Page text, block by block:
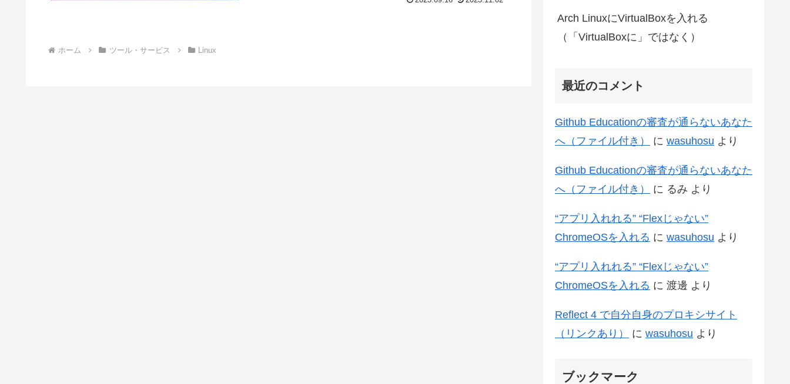
ホーム ツール・サービス Linux
Arch LinuxにVirtualBoxを入れる
（「VirtualBoxに」ではなく）
最近のコメント
Github Educationの審査が通らないあなた
へ（ファイル付き）
に wasuhosu より
Github Educationの審査が通らないあなた
へ（ファイル付き）
に るみ より
“アプリ入れれる” “Flexじゃない”
ChromeOSを入れる に wasuhosu より
“アプリ入れれる” “Flexじゃない”
ChromeOSを入れる に 渡邊 より
Reflect 4 で自分自身のプロキシサイト
（リンクあり）
に wasuhosu より
ブックマーク